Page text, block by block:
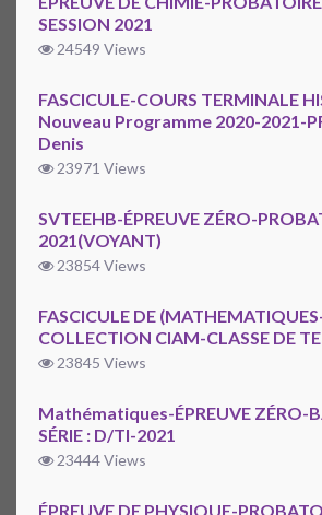
SESSION 2021
24549 Views
FASCICULE-COURS TERMINALE
Nouveau Programme 2020-2021-
Denis
23971 Views
SVTEEHB-ÉPREUVE ZÉRO-
2021(VOYANT)
23854 Views
FASCICULE DE
COLLECTION CIAM-CLASSE DE
23845 Views
Mathématiques-ÉPREUVE ZÉRO-
SÉRIE : D/TI-2021
23444 Views
ÉPREUVE DE PHYSIQUE-